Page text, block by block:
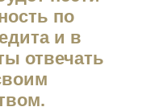
по
и в
отвечать